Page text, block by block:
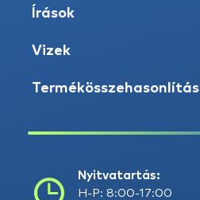
Írások
Vizek
Termékösszehasonlítás
Nyitvatartás:
H-P: 8:00-17:00